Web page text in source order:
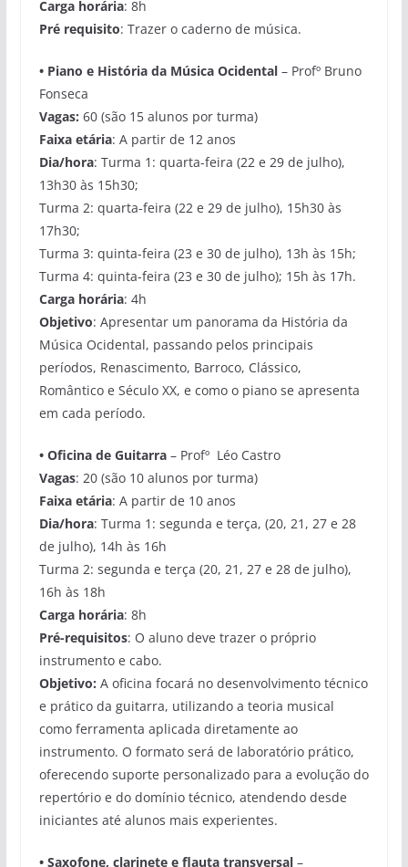
Carga horária: 8h
Pré requisito: Trazer o caderno de música.
• Piano e História da Música Ocidental – Profº Bruno
Fonseca
Vagas: 60 (são 15 alunos por turma)
Faixa etária: A partir de 12 anos
Dia/hora: Turma 1: quarta-feira (22 e 29 de julho),
13h30 às 15h30;
Turma 2: quarta-feira (22 e 29 de julho), 15h30 às
17h30;
Turma 3: quinta-feira (23 e 30 de julho), 13h às 15h;
Turma 4: quinta-feira (23 e 30 de julho); 15h às 17h.
Carga horária: 4h
Objetivo: Apresentar um panorama da História da
Música Ocidental, passando pelos principais
períodos, Renascimento, Barroco, Clássico,
Romântico e Século XX, e como o piano se apresenta
em cada período.
• Oficina de Guitarra – Profº Léo Castro
Vagas: 20 (são 10 alunos por turma)
Faixa etária: A partir de 10 anos
Dia/hora: Turma 1: segunda e terça, (20, 21, 27 e 28
de julho), 14h às 16h
Turma 2: segunda e terça (20, 21, 27 e 28 de julho),
16h às 18h
Carga horária: 8h
Pré-requisitos: O aluno deve trazer o próprio
instrumento e cabo.
Objetivo: A oficina focará no desenvolvimento técnico
e prático da guitarra, utilizando a teoria musical
como ferramenta aplicada diretamente ao
instrumento. O formato será de laboratório prático,
oferecendo suporte personalizado para a evolução do
repertório e do domínio técnico, atendendo desde
iniciantes até alunos mais experientes.
• Saxofone, clarinete e flauta transversal –